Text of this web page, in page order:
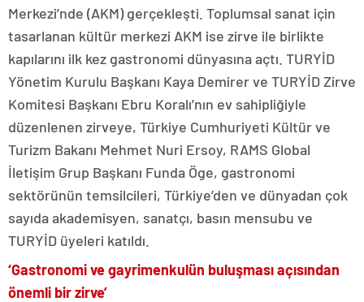
Merkezi’nde (AKM) gerçekleşti. Toplumsal sanat için
tasarlanan kültür merkezi AKM ise zirve ile birlikte
kapılarını ilk kez gastronomi dünyasına açtı. TURYİD
Yönetim Kurulu Başkanı Kaya Demirer ve TURYİD Zirve
Komitesi Başkanı Ebru Koralı’nın ev sahipliğiyle
düzenlenen zirveye, Türkiye Cumhuriyeti Kültür ve
Turizm Bakanı Mehmet Nuri Ersoy, RAMS Global
İletişim Grup Başkanı Funda Öge, gastronomi
sektörünün temsilcileri, Türkiye’den ve dünyadan çok
sayıda akademisyen, sanatçı, basın mensubu ve
TURYİD üyeleri katıldı.
‘Gastronomi ve gayrimenkulün buluşması açısından
önemli bir zirve’